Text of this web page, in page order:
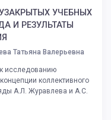
УЧЕБНЫХ
И РЕЗУЛЬТАТЫ
Татьяна Валерьевна
исследованию
коллективного
А.Л. Журавлева и А.С.